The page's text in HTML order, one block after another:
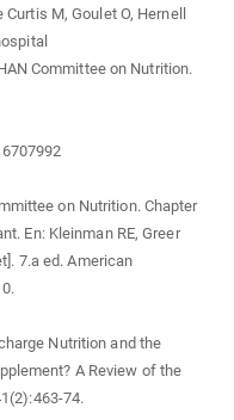
M, Goulet O, Hernell
Committee on Nutrition.
on Nutrition. Chapter
En: Kleinman RE, Greer
7.a ed. American
Nutrition and the
A Review of the
74.